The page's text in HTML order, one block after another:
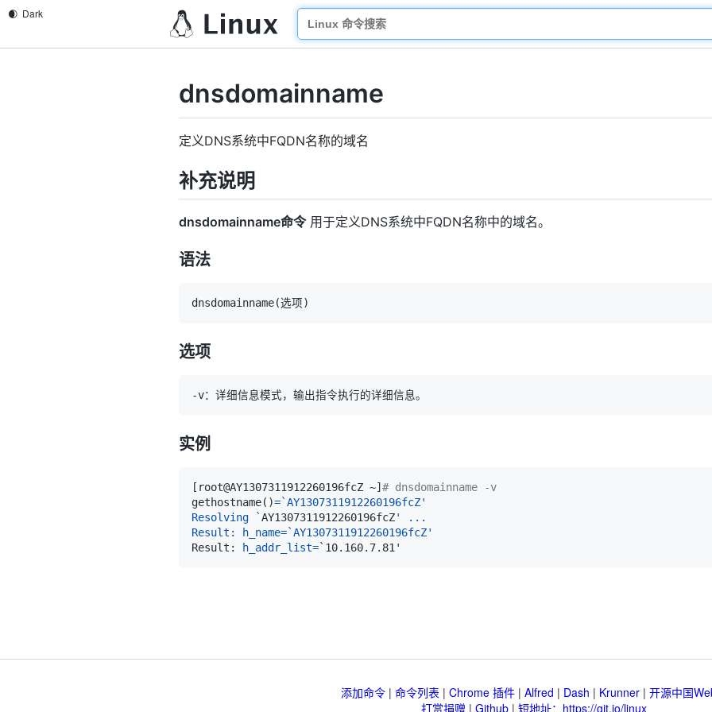
dnsdomainname
定义DNS系统中FQDN名称的域名
补充说明
dnsdomainname命令用于定义DNS系统中FQDN名称中的域名。
语法
dnsdomainname(选项)
选项
实例
[ root@AY1307311912260196fcZ ~] # dnsdomainname -v
gethostname( )=`
Resolving
`AY1307311912260196fcZ
Result: h_name=`AY1307311912260196fcZ'
Result:
h_addr_list=
添加命令| 命令列表 | Chrome 插件| Alfred | Dash | Krunner| 开源中国
打赏捐赠 | Github | 短地址：https://git.io/linux